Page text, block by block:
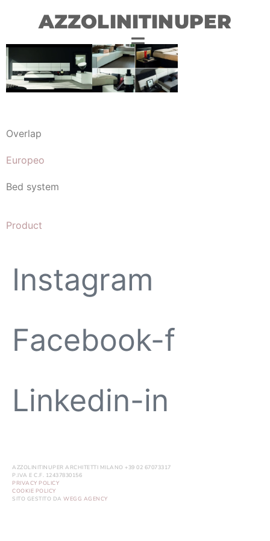
AZZOLINITINUPER
Overlap
Europeo
Bed system
Product
Instagram
Facebook-f
Linkedin-in
AZZOLINITINUPER ARCHITETTI MILANO +39 02 67073317
P.IVA E C.F. 12437830156
PRIVACY POLICY
COOKIE POLICY
SITO GESTITO DA WEGG AGENCY